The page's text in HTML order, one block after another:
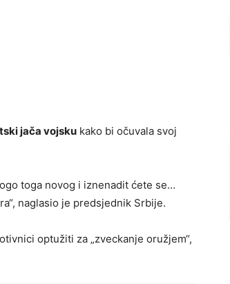
jača vojsku kako bi očuvala svoj
toga novog i iznenadit ćete se…
naglasio je predsjednik Srbije.
optužiti za „zveckanje oružjem“,